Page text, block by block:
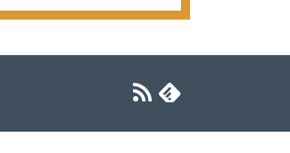
RSS Feedly